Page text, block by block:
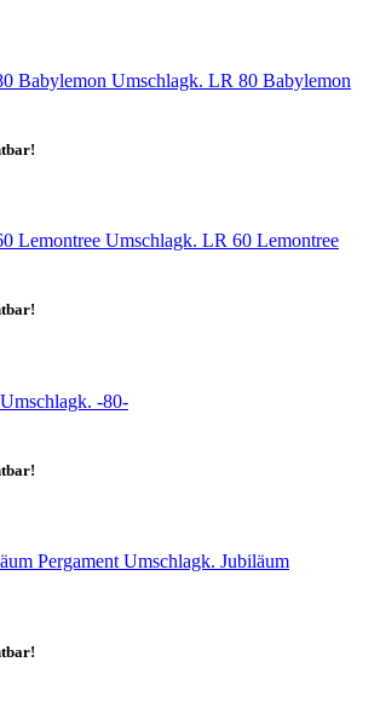
Umschlagk. LR 80 Babylemon
Umschlagk. LR 60 Lemontree
Umschlagk. -80-
Umschlagk. Jubiläum